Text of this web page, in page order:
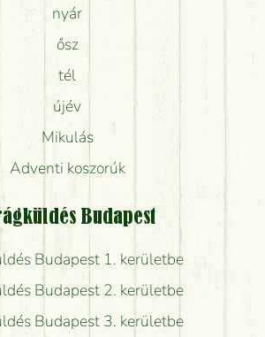
nyár
ősz
tél
újév
Mikulás
Adventi koszorúk
Budapest
Budapest 1. kerületbe
Budapest 2. kerületbe
Budapest 3. kerületbe